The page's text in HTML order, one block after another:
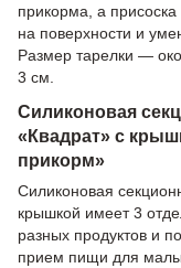
прикорма, а
на поверхности и
Размер тарелки —
3 см.
Силиконовая
«Квадрат» с
прикорм»
Силиконовая
крышкой имеет 3
разных продуктов и
прием пищи для